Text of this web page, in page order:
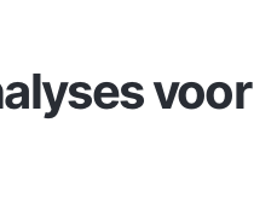
voor